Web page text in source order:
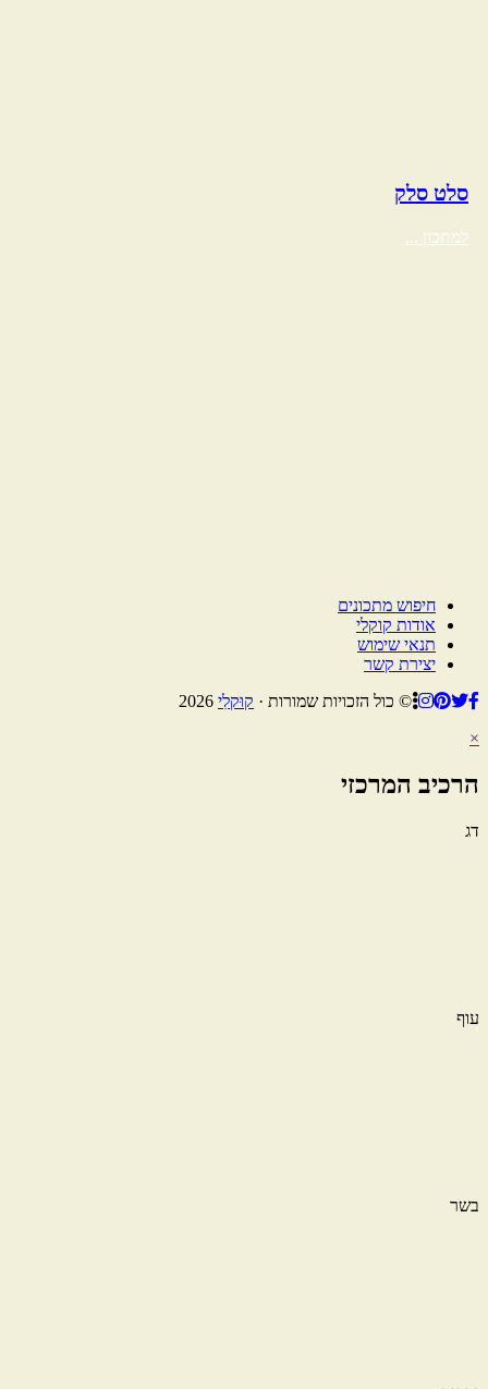
סלט סלק
למתכון ...
חיפוש מתכונים
אודות קוקלי
תנאי שימוש
יצירת קשר
© כול הזכויות שמורות · קוּקלִי
×
הרכיב המרכזי
דג
עוף
בשר